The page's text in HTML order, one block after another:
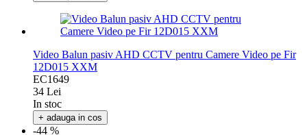
Video Balun pasiv AHD CCTV pentru Camere Video pe Fir
12D015 XXM
EC1649
34 Lei
In stoc
+ adauga in cos